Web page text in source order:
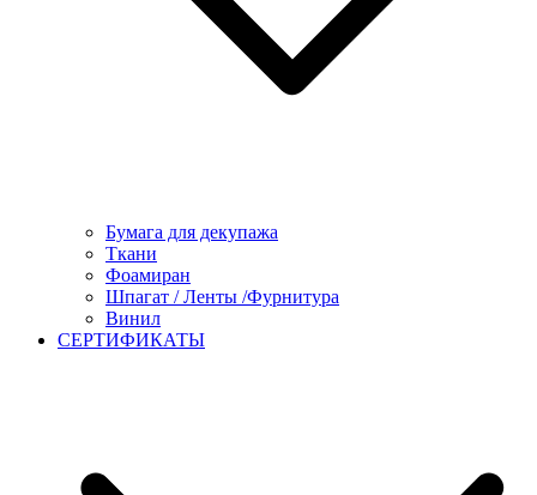
Бумага для декупажа
Ткани
Фоамиран
Шпагат / Ленты /Фурнитура
Винил
СЕРТИФИКАТЫ